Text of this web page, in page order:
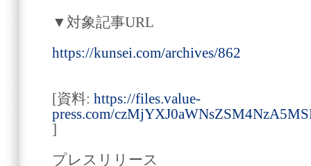
▼対象記事URL
https://kunsei.com/archives/862
[資料: https://files.value-
press.com/
]
プレスリリース